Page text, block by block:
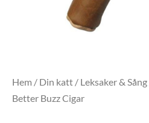
Hem / Din katt / Leksaker & Sång
Better Buzz Cigar